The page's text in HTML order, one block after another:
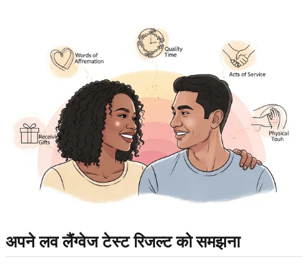
अपने लव लैंग्वेज टेस्ट रिजल्ट को समझना